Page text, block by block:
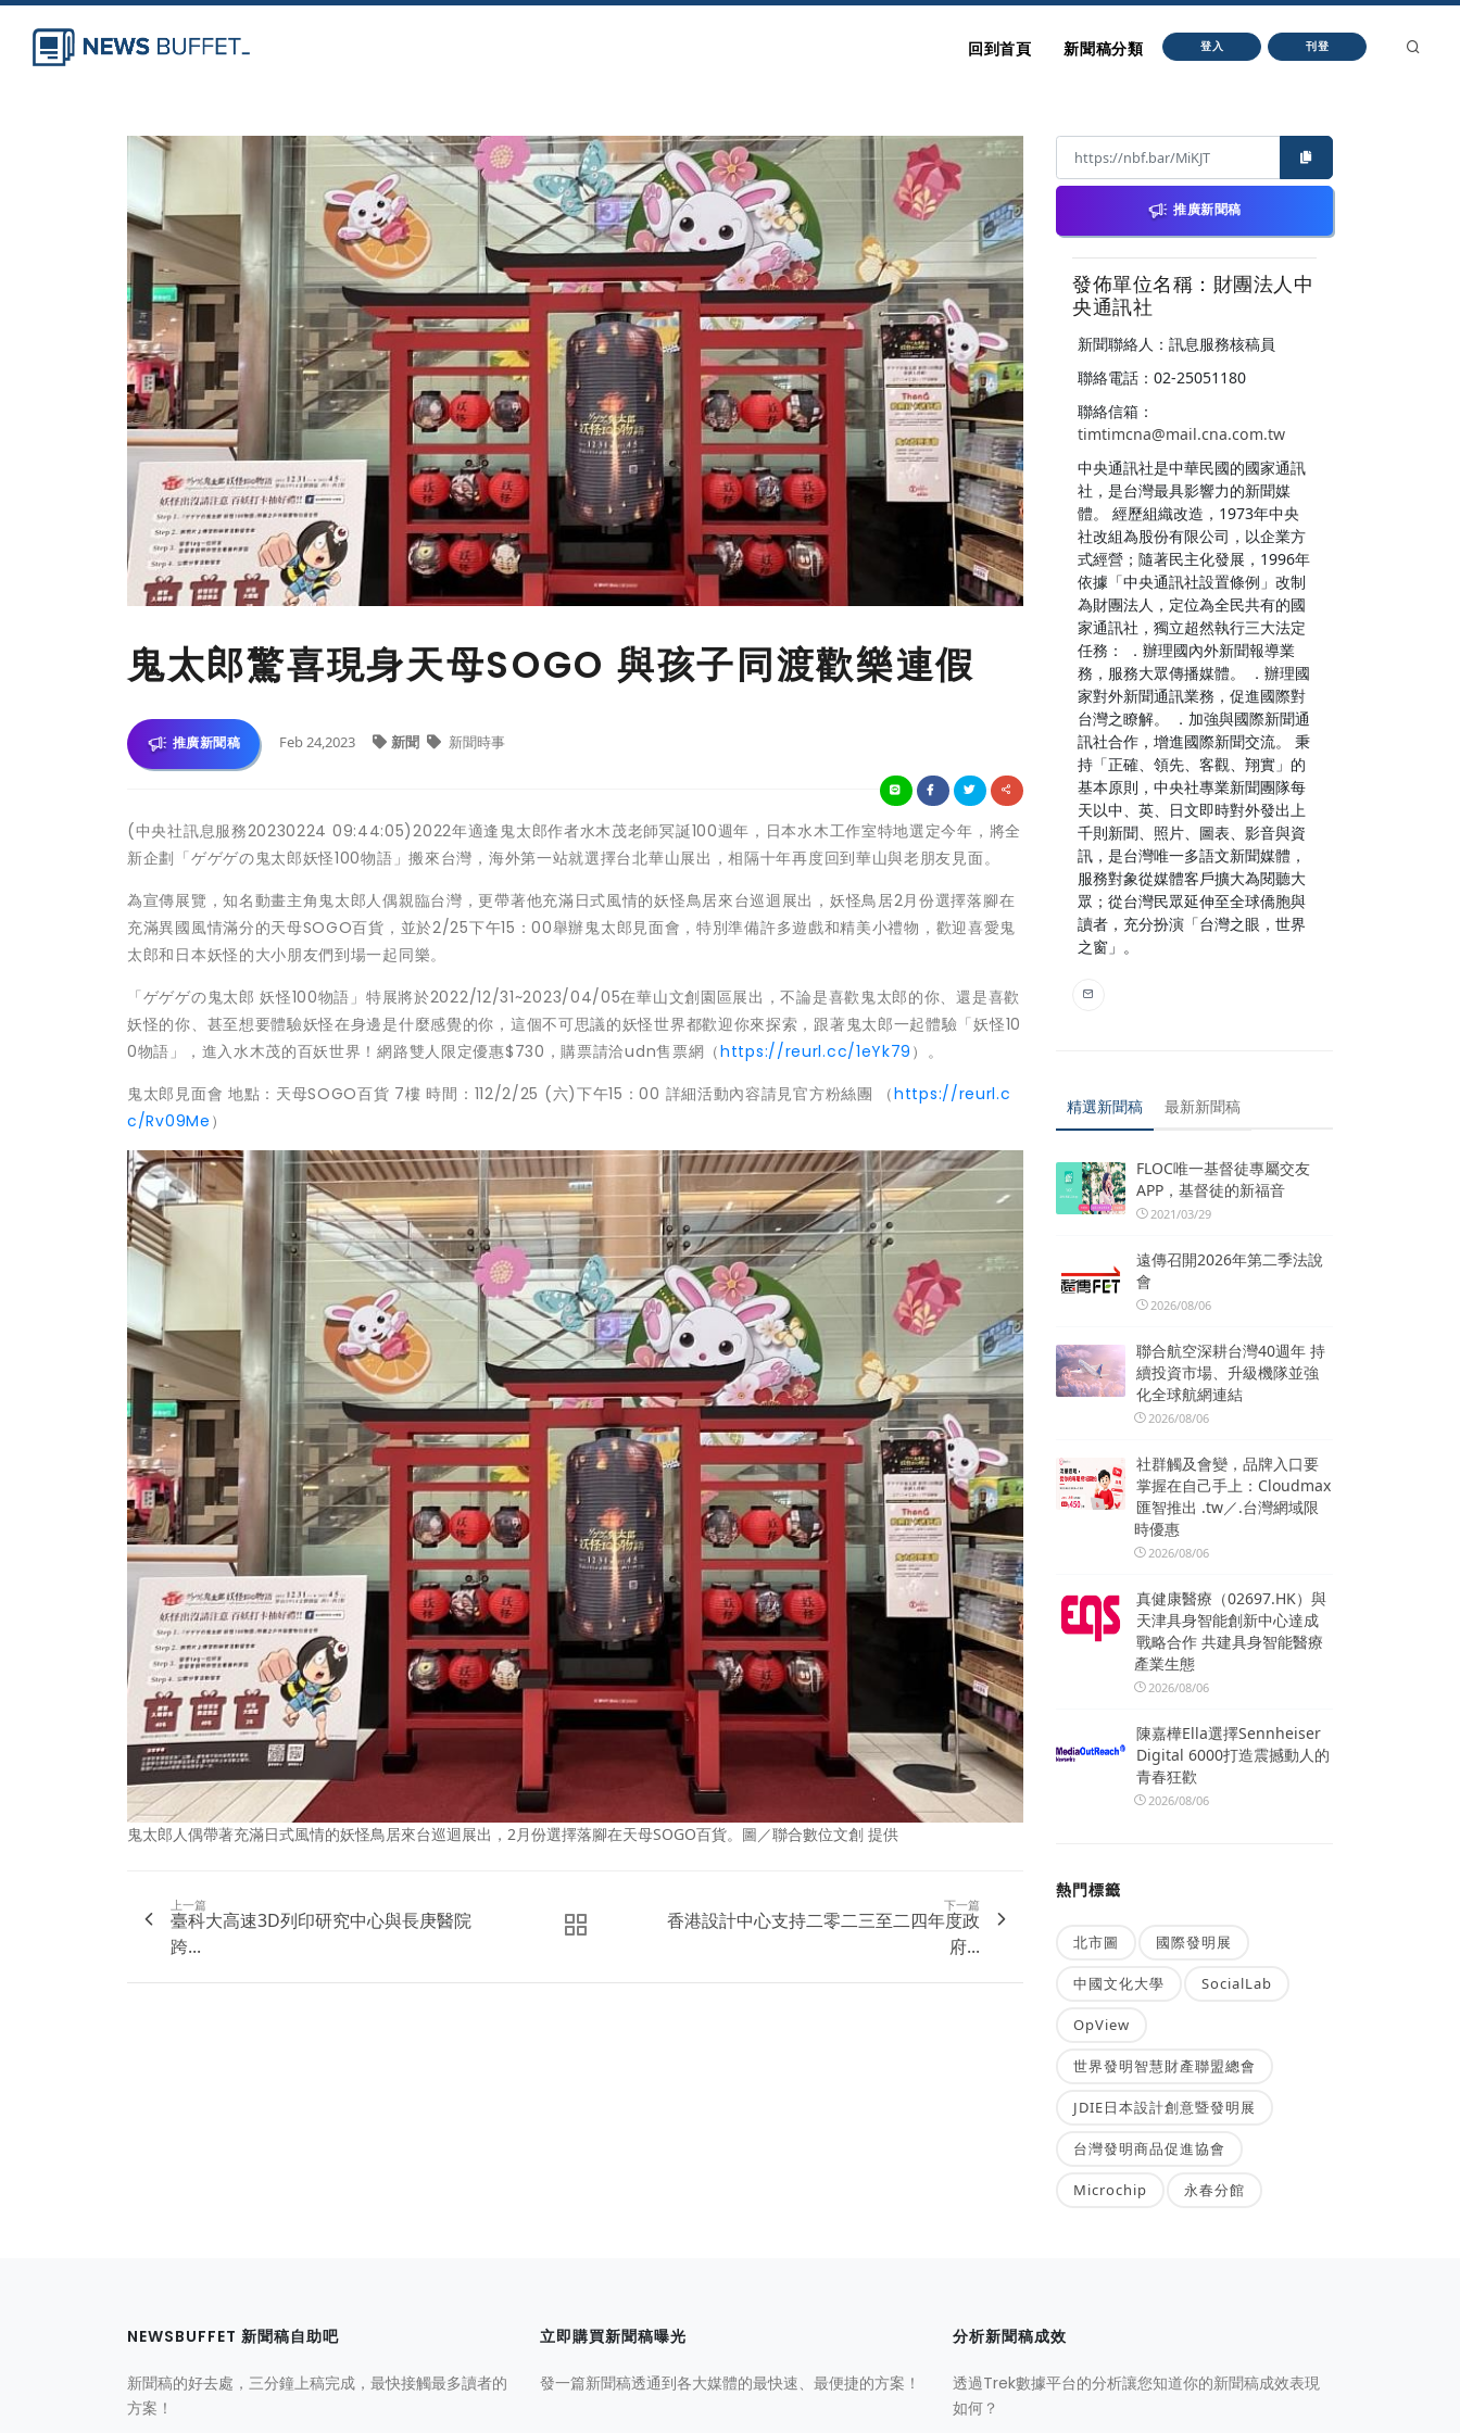
回到首頁 新聞稿分類 登入 刊登
鬼太郎驚喜現身天母SOGO 與孩子同渡歡樂連假
推廣新聞稿 Feb 24,2023 新聞 新聞時事
(中央社訊息服務20230224 09:44:05)2022年適逢鬼太郎作者水木茂老師冥誕100週年，日本水木工作室特地選定今年，將全
新企劃「ゲゲゲの鬼太郎妖怪100物語」搬來台灣，海外第一站就選擇台北華山展出，相隔十年再度回到華山與老朋友見面。
為宣傳展覽，知名動畫主角鬼太郎人偶親臨台灣，更帶著他充滿日式風情的妖怪鳥居來台巡迴展出，妖怪鳥居2月份選擇落腳在
充滿異國風情滿分的天母SOGO百貨，並於2/25下午15：00舉辦鬼太郎見面會，特別準備許多遊戲和精美小禮物，歡迎喜愛鬼
太郎和日本妖怪的大小朋友們到場一起同樂。
「ゲゲゲの鬼太郎 妖怪100物語」特展將於2022/12/31~2023/04/05在華山文創園區展出，不論是喜歡鬼太郎的你、還是喜歡
妖怪的你、甚至想要體驗妖怪在身邊是什麼感覺的你，這個不可思議的妖怪世界都歡迎你來探索，跟著鬼太郎一起體驗「妖怪10
0物語」，進入水木茂的百妖世界！網路雙人限定優惠$730，購票請洽udn售票網（https://reurl.cc/1eYk79 ）。
鬼太郎見面會 地點：天母SOGO百貨 7樓 時間：112/2/25 (六)下午15：00 詳細活動內容請見官方粉絲團 （https://reurl.c
c/Rv09Me ）
鬼太郎人偶帶著充滿日式風情的妖怪鳥居來台巡迴展出，2月份選擇落腳在天母SOGO百貨。圖／聯合數位文創 提供
上一篇
臺科大高速3D列印研究中心與長庚醫院
跨...
下一篇
香港設計中心支持二零二三至二四年度政
府...
推廣新聞稿
發佈單位名稱：財團法人中
央通訊社
新聞聯絡人：訊息服務核稿員
聯絡電話：02-25051180
聯絡信箱：
timtimcna@mail.cna.com.tw
中央通訊社是中華民國的國家通訊
社，是台灣最具影響力的新聞媒
體。 經歷組織改造，1973年中央
社改組為股份有限公司，以企業方
式經營；隨著民主化發展，1996年
依據「中央通訊社設置條例」改制
為財團法人，定位為全民共有的國
家通訊社，獨立超然執行三大法定
任務： ．辦理國內外新聞報導業
務，服務大眾傳播媒體。 ．辦理國
家對外新聞通訊業務，促進國際對
台灣之瞭解。 ．加強與國際新聞通
訊社合作，增進國際新聞交流。 秉
持「正確、領先、客觀、翔實」的
基本原則，中央社專業新聞團隊每
天以中、英、日文即時對外發出上
千則新聞、照片、圖表、影音與資
訊，是台灣唯一多語文新聞媒體，
服務對象從媒體客戶擴大為閱聽大
眾；從台灣民眾延伸至全球僑胞與
讀者，充分扮演「台灣之眼，世界
之窗」。
精選新聞稿 最新新聞稿
FLOC唯一基督徒專屬交友
APP，基督徒的新福音
2021/03/29
遠傳召開2026年第二季法說
會
2026/08/06
聯合航空深耕台灣40週年 持
續投資市場、升級機隊並強
化全球航網連結
2026/08/06
社群觸及會變，品牌入口要
掌握在自己手上：Cloudmax
匯智推出 .tw／.台灣網域限
時優惠
2026/08/06
真健康醫療（02697.HK）與
天津具身智能創新中心達成
戰略合作 共建具身智能醫療
產業生態
2026/08/06
陳嘉樺Ella選擇Sennheiser
Digital 6000打造震撼動人的
青春狂歡
2026/08/06
熱門標籤
北市圖 國際發明展
中國文化大學 SocialLab
OpView
世界發明智慧財產聯盟總會
JDIE日本設計創意暨發明展
台灣發明商品促進協會
Microchip 永春分館
NEWSBUFFET 新聞稿自助吧
新聞稿的好去處，三分鐘上稿完成，最快接觸最多讀者的
方案！
立即購買新聞稿曝光
發一篇新聞稿透通到各大媒體的最快速、最便捷的方案！
分析新聞稿成效
透過Trek數據平台的分析讓您知道你的新聞稿成效表現
如何？